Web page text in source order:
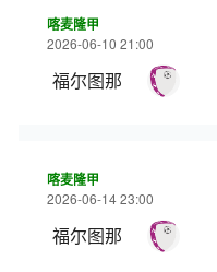
喀麦隆甲
2026-06-10 21:00
福尔图那
喀麦隆甲
2026-06-14 23:00
福尔图那